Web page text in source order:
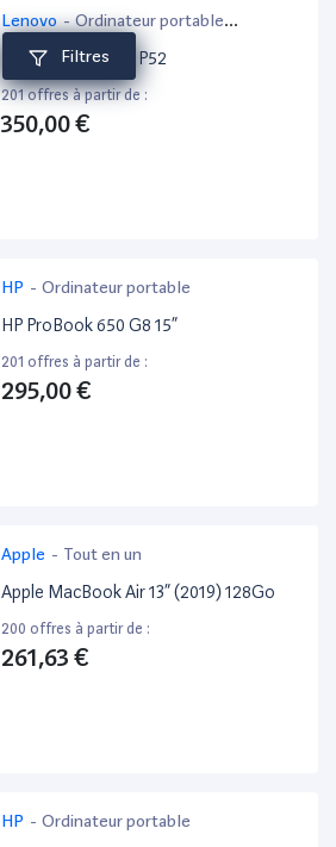
Filtres
Lenovo- Ordinateur portable
bureautique
Lenovo ThinkPad P52
201 offres à partir de :
350,00 €
HP - Ordinateur portable
HP ProBook 650 G8 15”
201 offres à partir de :
295,00 €
Apple - Tout en un
Apple MacBook Air 13” (2019) 128Go
200 offres à partir de :
261,63 €
HP - Ordinateur portable